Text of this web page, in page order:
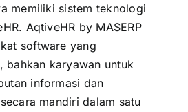
memiliki sistem teknologi
AqtiveHR by MASERP
software yang
bahkan karyawan untuk
informasi dan
mandiri dalam satu